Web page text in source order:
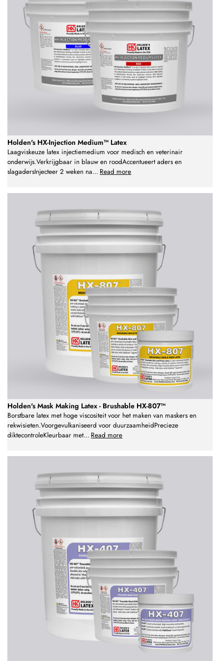
Holden's HX-Injection Medium™ Latex
Laagviskeuze latex injectiemedium voor medisch en veterinair
onderwijs.Verkrijgbaar in blauw en roodAccentueert aders en
slagadersInjecteer 2 weken na... Read more
Holden's Mask Making Latex - Brushable HX-807™
Borstbare latex met hoge viscositeit voor het maken van maskers en
rekwisieten.Voorgevulkaniseerd voor duurzaamheidPrecieze
diktecontroleKleurbaar met... Read more